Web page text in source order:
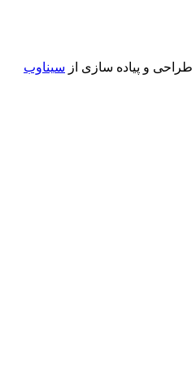
طراحی و پیاده سازی از سیناوب